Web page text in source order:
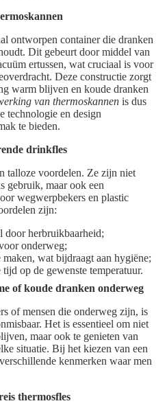
ontworpen container die dranken
Dit gebeurt door middel van
ertussen, wat cruciaal is voor
Deze constructie zorgt
warm blijven en koude dranken
van thermoskannen is dus
technologie en design
te bieden.
drinkfles
talloze voordelen. Ze zijn niet
gebruik, maar ook een
wegwerpbekers en plastic
zijn:
door herbruikbaarheid;
onderweg;
wat bijdraagt aan hygiëne;
op de gewenste temperatuur.
of koude dranken onderweg
of mensen die onderweg zijn, is
Het is essentieel om niet
maar ook te genieten van
situatie. Bij het kiezen van een
kenmerken waar men
thermosfles